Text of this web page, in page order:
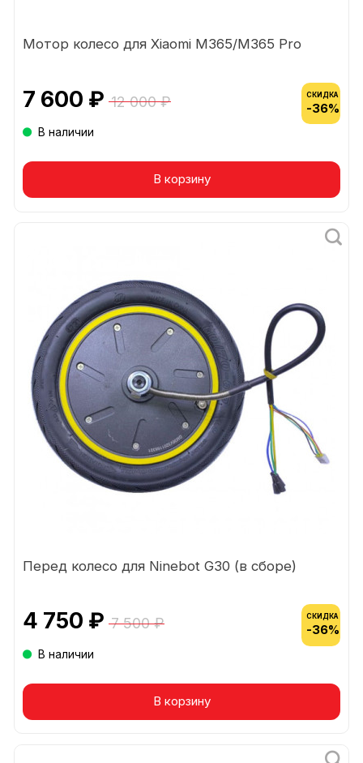
Мотор колесо для Xiaomi М365/М365 Pro
7 600 ₽ 12 000 ₽ СКИДКА
-36%
В наличии
В корзину
Перед колесо для Ninebot G30 (в сборе)
4 750 ₽ 7 500 ₽ СКИДКА
-36%
В наличии
В корзину